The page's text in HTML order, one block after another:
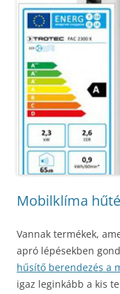
Mobilklíma
Vannak termékek,
apró lépésekben
hűsítő berendezés a
igaz leginkább a kis